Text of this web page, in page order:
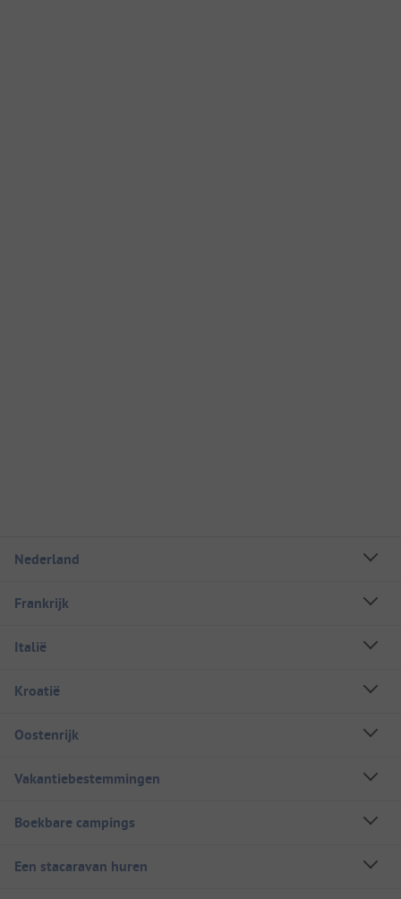
Nederland
Frankrijk
Italië
Kroatië
Oostenrijk
Vakantiebestemmingen
Boekbare campings
Een stacaravan huren